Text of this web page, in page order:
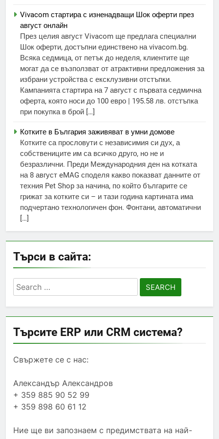
Vivacom стартира с изненадващи Шок оферти през
август онлайн
През целия август Vivacom ще предлага специални
Шок оферти, достъпни единствено на vivacom.bg.
Всяка седмица, от петък до неделя, клиентите ще
могат да се възползват от атрактивни предложения за
избрани устройства с ексклузивни отстъпки.
Кампанията стартира на 7 август с първата седмична
оферта, която носи до 100 евро | 195.58 лв. отстъпка
при покупка в брой […]
Котките в България заживяват в умни домове
Котките са прословути с независимия си дух, а
собствениците им са всичко друго, но не и
безразлични. Преди Международния ден на котката
на 8 август eMAG споделя какво показват данните от
техния Pet Shop за начина, по който българите се
грижат за котките си – и тази година картината има
подчертано технологичен фон. Фонтани, автоматични
[…]
Търси в сайта:
Search
for:
Търсите ERP или CRM система?
Свържете се с нас:
Александър Александров
+ 359 885 90 52 99
+ 359 898 60 61 12
Ние ще ви запознаем с предимствата на най-